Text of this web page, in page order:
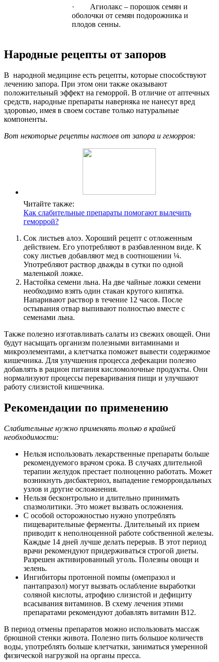
· Агиолакс – порошок семян и
оболочки от семян подорожника и
плодов сенны.
Народные рецепты от запоров
В народной медицине есть рецепты, которые способствуют
лечению запора. При этом они также оказывают
положительный эффект на геморрой. В отличие от аптечных
средств, народные препараты наверняка не нанесут вред
здоровью, имея в своем составе только натуральные
компоненты.
Вот некоторые рецепты настоев от запора и геморроя:
Читайте также:
Как слабительные препараты помогают вылечить
геморрой?
Сок листьев алоэ. Хороший рецепт с отложенным
действием. Его употребляют в разбавленном виде. К
соку листьев добавляют мед в соотношении ¼.
Употребляют раствор дважды в сутки по одной
маленькой ложке.
Настойка семени льна. На две чайные ложки семени
необходимо взять один стакан крутого кипятка.
Напаривают раствор в течение 12 часов. После
остывания отвар выпивают полностью вместе с
семенами льна.
Также полезно изготавливать салаты из свежих овощей. Они
будут насыщать организм полезными витаминами и
микроэлементами, а клетчатка поможет вывести содержимое
кишечника. Для улучшения процесса дефекации полезно
добавлять в рацион питания кисломолочные продукты. Они
нормализуют процессы переваривания пищи и улучшают
работу слизистой кишечника.
Рекомендации по применению
Слабительные нужно применять только в крайней
необходимости:
Нельзя использовать лекарственные препараты больше
рекомендуемого врачом срока. В случаях длительной
терапии желудок престает полноценно работать. Может
возникнуть дисбактериоз, выпадение геморроидальных
узлов и другие осложнения.
Нельзя бесконтрольно и длительно принимать
спазмолитики. Это может вызвать осложнения.
С особой осторожностью нужно употреблять
пищеварительные ферменты. Длительный их прием
приводит к неполноценной работе собственной железы.
Каждые 14 дней лучше делать перерыв. В этот период
врачи рекомендуют придерживаться строгой диеты.
Разрешен активированный уголь. Полезны овощи и
зелень.
Ингибиторы протонной помпы (омепразол и
пантапразол) могут вызвать ослабление выработки
соляной кислоты, атрофию слизистой и дефициту
всасывания витаминов. В схему лечения этими
препаратами рекомендуют добавлять витамин В12.
В период отмены препаратов можно использовать массаж
брюшной стенки живота. Полезно пить большое количеств
воды, употреблять больше клетчатки, заниматься умеренной
физической нагрузкой на органы пресса.